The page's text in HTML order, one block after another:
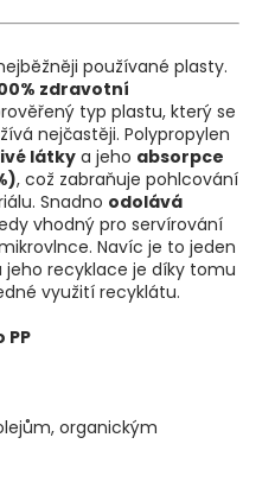
používané plasty.
zdravotní
typ plastu, který se
nejčastěji. Polypropylen
látky a jeho absorpce
, což zabraňuje pohlcování
Snadno odolává
vhodný pro servírování
Navíc je to jeden
jeho recyklace je díky tomu
využití recyklátu.
organickým